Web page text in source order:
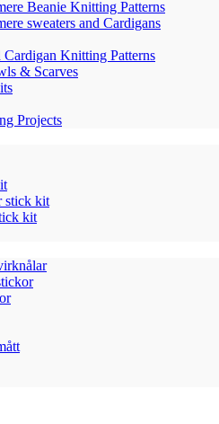
Beanie Knitting Patterns
sweaters and Cardigans
Cardigan Knitting Patterns
& Scarves
Projects
stick kit
kit